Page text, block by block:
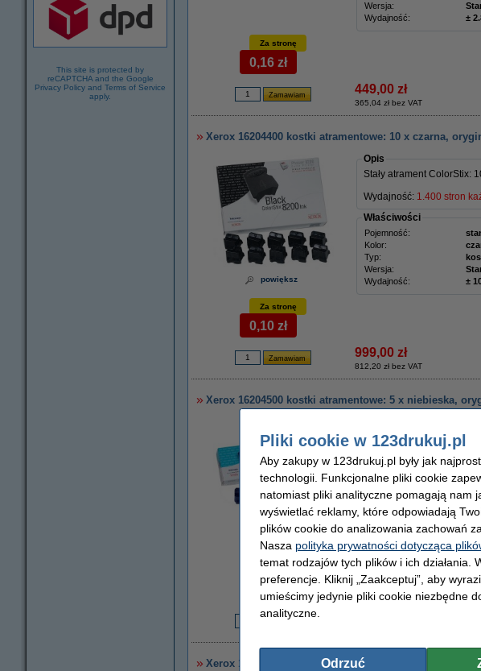
This site is protected by
reCAPTCHA and the Google
Privacy Policy and Terms of Service
apply.
Wersja:
Wydajność:
±
Za stronę
0,16 zł
449,00 zł
365,04 zł bez VAT
Xerox 16204400 kostki atramentowe: 10 x czarna,
powiększ
Opis
Stały atrament ColorStix:
Wydajność: 1.400 stron
Właściwości
Pojemność:
Kolor:
Typ:
Wersja:
Wydajność:
±
Za stronę
0,10 zł
999,00 zł
812,20 zł bez VAT
Xerox 16204500 kostki atramentowe: 5 x niebieska,
powiększ
Stały atrament ColorStix:
Wydajność:1.400 stron
Właściwości
Pojemność:
Kolor:
Wersja:
Wydajność:
±
0,13 zł
Xerox 16204600 kostki atramentowe: 5 x czerwona,
Pliki cookie w 123drukuj.pl
Aby zakupy w 123drukuj.pl były jak
technologii. Funkcjonalne pliki cookie
natomiast pliki analityczne pomagają nam
wyświetlać reklamy, które odpowiadają
plików cookie do analizowania zachowań
Nasza polityka prywatności dotycząca
temat rodzajów tych plików i ich działania.
preferencje. Kliknij „Zaakceptuj”, aby
umieścimy jedynie pliki cookie niezbędne
analityczne.
Odrzuć